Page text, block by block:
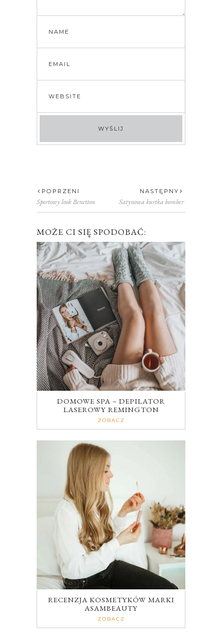
POPRZENI
Sportowy look Benetton
NASTĘPNY
Satynowa kurtka bomber
MOŻE CI SIĘ SPODOBAĆ:
DOMOWE SPA – DEPILATOR
LASEROWY REMINGTON
ZOBACZ
RECENZJA KOSMETYKÓW MARKI
ASAMBEAUTY
ZOBACZ